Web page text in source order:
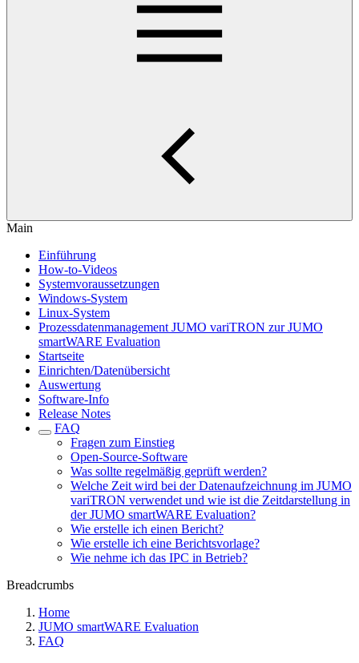
Main
Einführung
How-to-Videos
Systemvoraussetzungen
Windows-System
Linux-System
Prozessdatenmanagement JUMO variTRON zur JUMO
smartWARE Evaluation
Startseite
Einrichten/Datenübersicht
Auswertung
Software-Info
Release Notes
FAQ
Fragen zum Einstieg
Open-Source-Software
Was sollte regelmäßig geprüft werden?
Welche Zeit wird bei der Datenaufzeichnung im JUMO
variTRON verwendet und wie ist die Zeitdarstellung in
der JUMO smartWARE Evaluation?
Wie erstelle ich einen Bericht?
Wie erstelle ich eine Berichtsvorlage?
Wie nehme ich das IPC in Betrieb?
Breadcrumbs
Home
JUMO smartWARE Evaluation
FAQ